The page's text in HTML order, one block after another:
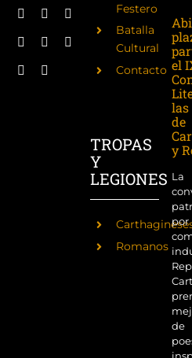
Festero
Batalla
Cultural
Contacto
TROPAS
Y
LEGIONES
Romanos
el
las
de
y
La
de